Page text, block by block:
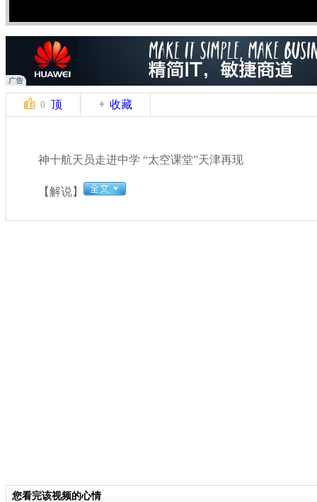
0 顶 收藏
神十航天员走进中学 “太空课堂”天津再现
【解说】
您看完该视频的心情